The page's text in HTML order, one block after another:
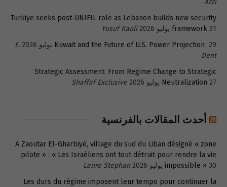
Azzi
Türkiye seeks post-UNIFIL role as Lebanon builds new security
framework 31 يوليو 2026
Yusuf Kanli
Kuwait and the Future of U.S. Power Projection 29 يوليو 2026
E.
Dent
Strategic Assessment: From Regime Change to Strategic
Neutralization 27 يوليو 2026 Shaffaf Exclusive
أحدث المقالات بالفرنسية
A Zaoutar El-Gharbiyé, village du sud du Liban désigné « zone
pilote » : « Les Israéliens ont tout détruit pour rendre la vie
impossible » 30 يوليو 2026
Laure Stephan
Les durs du régime imposent leur tempo pour continuer la